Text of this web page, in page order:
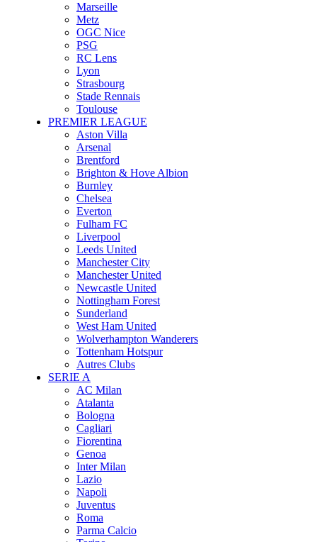
Marseille
Metz
OGC Nice
PSG
RC Lens
Lyon
Strasbourg
Stade Rennais
Toulouse
PREMIER LEAGUE
Aston Villa
Arsenal
Brentford
Brighton & Hove Albion
Burnley
Chelsea
Everton
Fulham FC
Liverpool
Leeds United
Manchester City
Manchester United
Newcastle United
Nottingham Forest
Sunderland
West Ham United
Wolverhampton Wanderers
Tottenham Hotspur
Autres Clubs
SERIE A
AC Milan
Atalanta
Bologna
Cagliari
Fiorentina
Genoa
Inter Milan
Lazio
Napoli
Juventus
Roma
Parma Calcio